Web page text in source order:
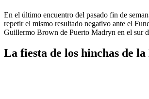
En el último encuentro del pasado fin de
repetir el mismo resultado negativo ante el
Guillermo Brown de Puerto Madryn en el sur
La fiesta de los hinchas de